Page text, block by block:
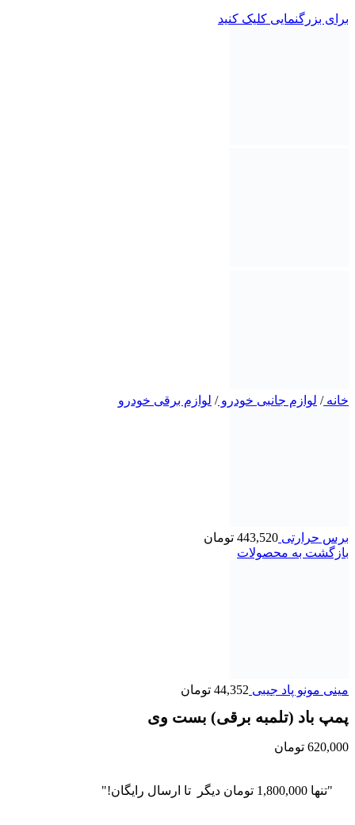
برای بزرگنمایی کلیک کنید
خانه/ لوازم جانبی خودرو/ لوازم برقی خودرو
برس حرارتی 443,520 تومان
بازگشت به محصولات
مینی مونو پاد جیبی 44,352 تومان
پمپ باد (تلمبه برقی) بست وی
620,000 تومان
"تنها 1,800,000 تومان دیگر تا ارسال رایگان!"